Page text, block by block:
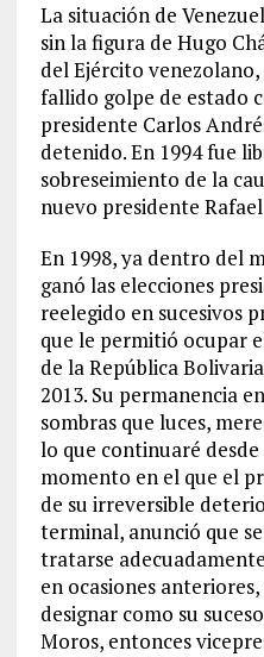
La situación de
sin la figura de Hugo
del Ejército venezolano,
fallido golpe de estado
presidente Carlos
detenido. En 1994 fue
sobreseimiento de la
nuevo presidente
En 1998, ya dentro del
ganó las elecciones
reelegido en sucesivos
que le permitió ocupar
de la República
2013. Su permanencia
sombras que luces,
lo que continuaré
momento en el que el
de su irreversible
terminal, anunció que
tratarse
en ocasiones
designar como su
Moros, entonces